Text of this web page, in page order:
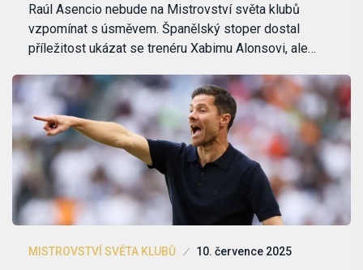
Raúl Asencio nebude na Mistrovství světa klubů
vzpomínat s úsměvem. Španělský stoper dostal
příležitost ukázat se trenéru Xabimu Alonsovi, ale…
MISTROVSTVÍ SVĚTA KLUBŮ 10. července 2025